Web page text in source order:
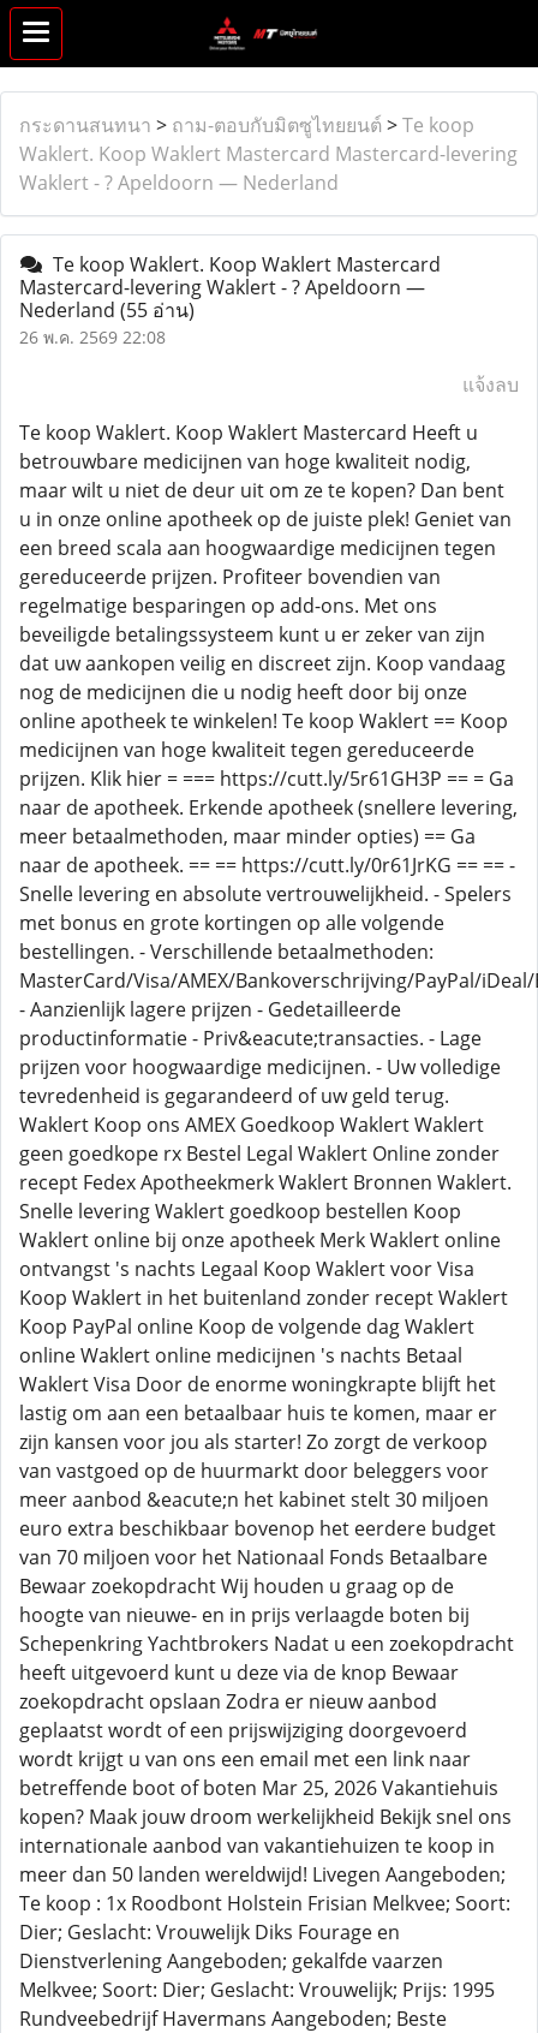
กระดานสนทนา > ถาม-ตอบกับมิตซูไทยยนต์ >Te koop
Waklert. Koop Waklert Mastercard Mastercard-levering
Waklert - ? Apeldoorn — Nederland
Te koop Waklert. Koop Waklert Mastercard
Mastercard-levering Waklert - ? Apeldoorn —
Nederland (55 อ่าน)
26 พ.ค. 2569 22:08
แจ้งลบ
Te koop Waklert. Koop Waklert Mastercard Heeft u
betrouwbare medicijnen van hoge kwaliteit nodig,
maar wilt u niet de deur uit om ze te kopen? Dan bent
u in onze online apotheek op de juiste plek! Geniet van
een breed scala aan hoogwaardige medicijnen tegen
gereduceerde prijzen. Profiteer bovendien van
regelmatige besparingen op add-ons. Met ons
beveiligde betalingssysteem kunt u er zeker van zijn
dat uw aankopen veilig en discreet zijn. Koop vandaag
nog de medicijnen die u nodig heeft door bij onze
online apotheek te winkelen! Te koop Waklert == Koop
medicijnen van hoge kwaliteit tegen gereduceerde
prijzen. Klik hier = === https://cutt.ly/5r61GH3P == = Ga
naar de apotheek. Erkende apotheek (snellere levering,
meer betaalmethoden, maar minder opties) == Ga
naar de apotheek. == == https://cutt.ly/0r61JrKG == == -
Snelle levering en absolute vertrouwelijkheid. - Spelers
met bonus en grote kortingen op alle volgende
bestellingen. - Verschillende betaalmethoden:
MasterCard/Visa/AMEX/Bankoverschrijving/PayPal/
- Aanzienlijk lagere prijzen - Gedetailleerde
productinformatie - Priv&eacute;transacties. - Lage
prijzen voor hoogwaardige medicijnen. - Uw volledige
tevredenheid is gegarandeerd of uw geld terug.
Waklert Koop ons AMEX Goedkoop Waklert Waklert
geen goedkope rx Bestel Legal Waklert Online zonder
recept Fedex Apotheekmerk Waklert Bronnen Waklert.
Snelle levering Waklert goedkoop bestellen Koop
Waklert online bij onze apotheek Merk Waklert online
ontvangst 's nachts Legaal Koop Waklert voor Visa
Koop Waklert in het buitenland zonder recept Waklert
Koop PayPal online Koop de volgende dag Waklert
online Waklert online medicijnen 's nachts Betaal
Waklert Visa Door de enorme woningkrapte blijft het
lastig om aan een betaalbaar huis te komen, maar er
zijn kansen voor jou als starter! Zo zorgt de verkoop
van vastgoed op de huurmarkt door beleggers voor
meer aanbod &eacute;n het kabinet stelt 30 miljoen
euro extra beschikbaar bovenop het eerdere budget
van 70 miljoen voor het Nationaal Fonds Betaalbare
Bewaar zoekopdracht Wij houden u graag op de
hoogte van nieuwe- en in prijs verlaagde boten bij
Schepenkring Yachtbrokers Nadat u een zoekopdracht
heeft uitgevoerd kunt u deze via de knop Bewaar
zoekopdracht opslaan Zodra er nieuw aanbod
geplaatst wordt of een prijswijziging doorgevoerd
wordt krijgt u van ons een email met een link naar
betreffende boot of boten Mar 25, 2026 Vakantiehuis
kopen? Maak jouw droom werkelijkheid Bekijk snel ons
internationale aanbod van vakantiehuizen te koop in
meer dan 50 landen wereldwijd! Livegen Aangeboden;
Te koop : 1x Roodbont Holstein Frisian Melkvee; Soort:
Dier; Geslacht: Vrouwelijk Diks Fourage en
Dienstverlening Aangeboden; gekalfde vaarzen
Melkvee; Soort: Dier; Geslacht: Vrouwelijk; Prijs: 1995
Rundveebedrijf Havermans Aangeboden; Beste